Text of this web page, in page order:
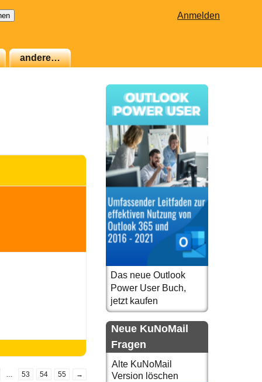
Anmelden
andere…
53 54 55 →
Das neue Outlook
Power User Buch,
jetzt kaufen
Neue KuNoMail
Fragen
Alte KuNoMail
Version löschen